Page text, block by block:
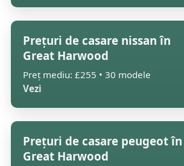
Prețuri de casare nissan în
Great Harwood
Preț mediu: £255 • 30 modele
Vezi
Prețuri de casare peugeot în
Great Harwood